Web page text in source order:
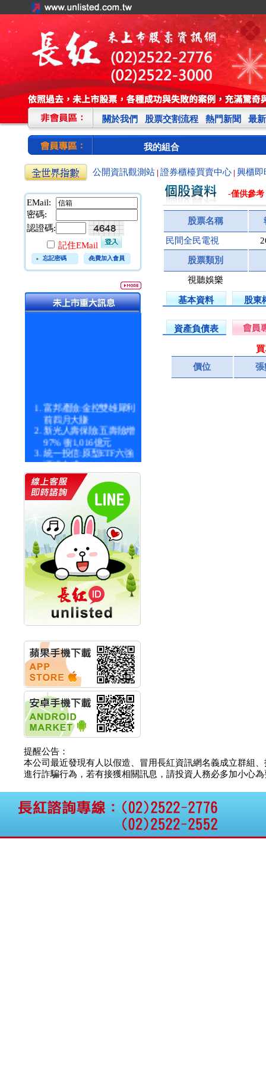
關於我們 股票交割流程 熱門新聞 最
我的組合
公開資訊觀測站 證券櫃檯買賣中心 興櫃即
EMail:
密碼:
認證碼:
記住EMail
忘記密碼 免費加入會員
富邦產險:金控雙雄犀利
前四月大賺
新光人壽保險:五壽險增
97% 衝1,016億元
統一投信:原型ETF六強
漲逾九成
統一投信:主動式ETF溢
價 被盯上
新光人壽保險:新壽Q1外
價金將達996億
宇辰系統科技:宇辰業績
創新高 啟動興櫃轉上櫃
計畫
明緯企業:明緯永續科技
競賽 以電源驅動善的力
量
秀育企業:秀育SHO-U儲
能系統 獲國內首張CNS
認證
聯博投信:聯博00404A
華旭先進:代重要子公司
碩通散熱股份有限公司
公告董事會通過發言人
及代理發
華旭先進:代重要子公司
碩通散熱股份有限公司
公告董事會決議發行員
工認股權
華旭先進:代重要子公司
公告董事會追認113年
向關係
華旭先進:代重要子公司
公告向關係人取得使用
權資產
仁新醫藥:代重要子公司
-僅供參考
股票名稱
民間全民電視
股票類別
視聽娛樂
基本資料 股東
資產負債表
價位
提醒公告：
本公司最近發現有人以假造、冒用長紅資訊網名義成立群組
進行詐騙行為，若有接獲相關訊息，請投資人務必多加小心